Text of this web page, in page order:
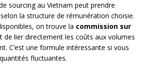
sourcing au Vietnam peut prendre
la structure de rémunération choisie.
on trouve la commission sur
de lier directement les coûts aux volumes
C’est une formule intéressante si vous
fluctuantes.